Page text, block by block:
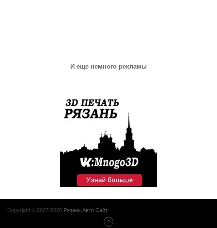
И еще немного рекламы
Copyright © 2007-2026 Рязань Авто Сайт